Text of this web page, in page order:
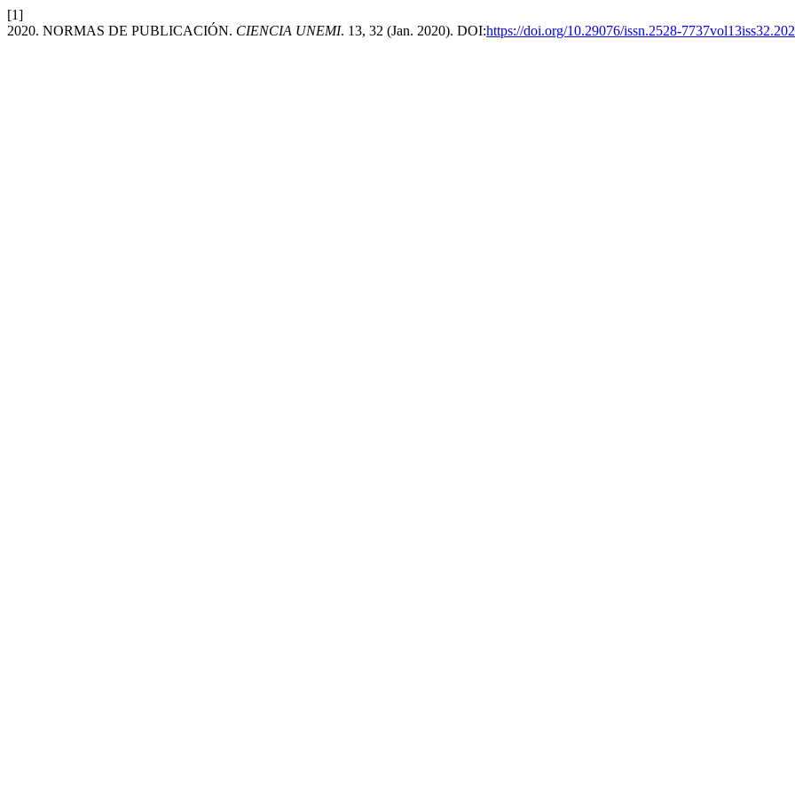
[1]
2020. NORMAS DE PUBLICACIÓN. CIENCIA UNEMI. 13, 32 (Jan. 2020). DOI:https://doi.org/10.29076/issn.2528-